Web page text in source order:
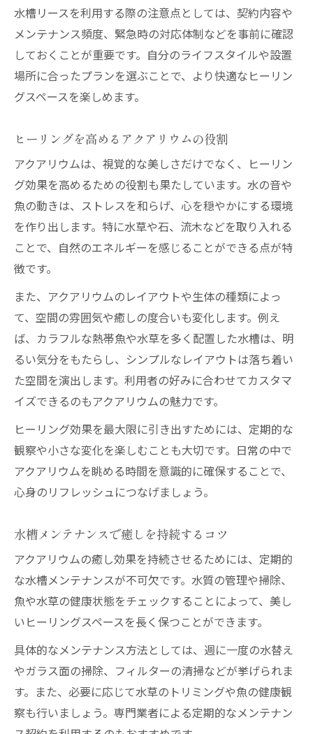
水槽リースを利用する際の注意点としては、契約内容や
メンテナンス頻度、緊急時の対応体制などを事前に確認
しておくことが重要です。自分のライフスタイルや設置
場所に合ったプランを選ぶことで、より快適なヒーリン
グスペースを楽しめます。
ヒーリングを高めるアクアリウムの役割
アクアリウムは、視覚的な美しさだけでなく、ヒーリン
グ効果を高めるための役割も果たしています。水の音や
魚の動きは、ストレスを和らげ、心を穏やかにする環境
を作り出します。特に水草や石、流木などを取り入れる
ことで、自然のエネルギーを感じることができる点が特
徴です。
また、アクアリウムのレイアウトや生体の種類によっ
て、空間の雰囲気や癒しの度合いも変化します。例え
ば、カラフルな熱帯魚や水草を多く配置した水槽は、明
るい気分をもたらし、シンプルなレイアウトは落ち着い
た空間を演出します。利用者の好みに合わせてカスタマ
イズできるのもアクアリウムの魅力です。
ヒーリング効果を最大限に引き出すためには、定期的な
観察や小さな変化を楽しむことも大切です。日常の中で
アクアリウムを眺める時間を意識的に確保することで、
心身のリフレッシュにつなげましょう。
水槽メンテナンスで癒しを持続するコツ
アクアリウムの癒し効果を持続させるためには、定期的
な水槽メンテナンスが不可欠です。水質の管理や掃除、
魚や水草の健康状態をチェックすることによって、美し
いヒーリングスペースを長く保つことができます。
具体的なメンテナンス方法としては、週に一度の水替え
やガラス面の掃除、フィルターの清掃などが挙げられま
す。また、必要に応じて水草のトリミングや魚の健康観
察も行いましょう。専門業者による定期的なメンテナン